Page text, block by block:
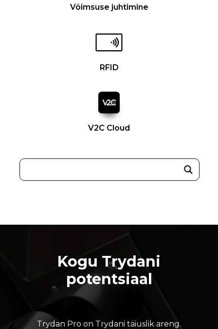
Võimsuse juhtimine
RFID
V2C Cloud
Kogu Trydani
potentsiaal
Trydan Pro on Trydani täiuslik areng.